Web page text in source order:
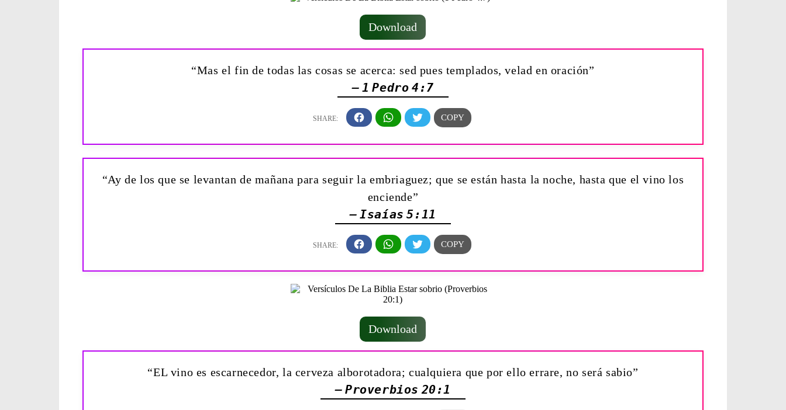
Download
“Mas el fin de todas las cosas se acerca: sed pues templados, velad en oración”
— 1 Pedro 4:7
“Ay de los que se levantan de mañana para seguir la embriaguez; que se están hasta la noche, hasta que el vino los
enciende”
— Isaías 5:11
Download
“EL vino es escarnecedor, la cerveza alborotadora; cualquiera que por ello errare, no será sabio”
— Proverbios 20:1